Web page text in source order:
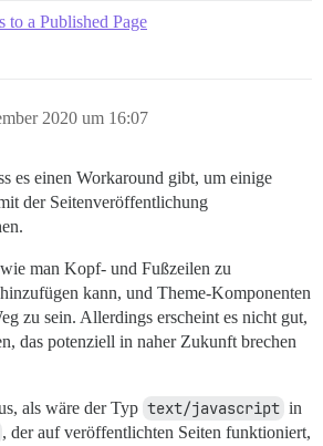
to a Published Page
2020 um 16:07
es einen Workaround gibt, um einige
der Seitenveröffentlichung
man Kopf- und Fußzeilen zu
kann, und Theme-Komponenten
zu sein. Allerdings erscheint es nicht gut,
das potenziell in naher Zukunft brechen
als wäre der Typ text/javascript in
, der auf veröffentlichten Seiten funktioniert,